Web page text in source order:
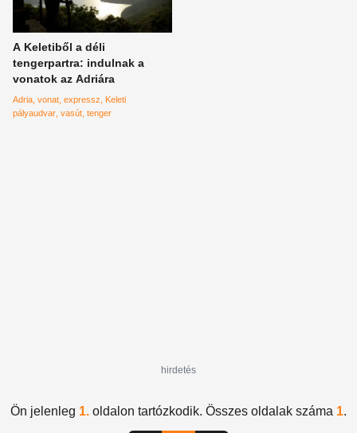
A Keletiből a déli
tengerpartra: indulnak a
vonatok az Adriára
Adria vonat expressz
Keleti
pályaudvar vasút tenger
hirdetés
Ön jelenleg 1. oldalon tartózkodik. Összes oldalak száma 1.